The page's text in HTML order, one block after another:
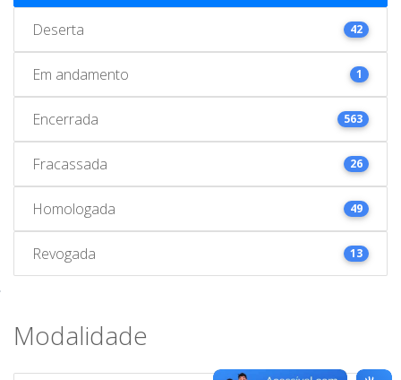
Deserta 42
Em andamento 1
Encerrada 563
Fracassada 26
Homologada 49
Revogada 13
Modalidade